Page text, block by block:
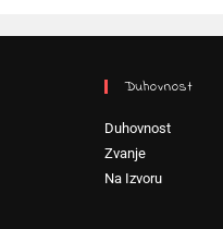
Duhovnost
Duhovnost
Zvanje
Na Izvoru